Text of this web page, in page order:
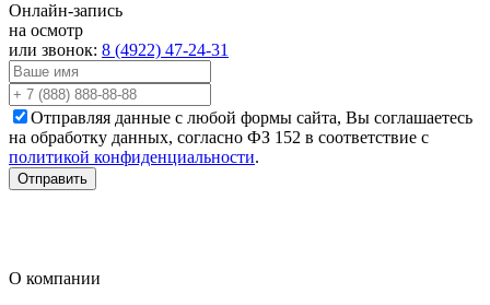
Онлайн-запись
на осмотр
или звонок: 8 (4922) 47-24-31
Отправляя данные с любой формы сайта, Вы соглашаетесь
на обработку данных, согласно ФЗ 152 в соответствие с
политикой конфиденциальности.
О компании